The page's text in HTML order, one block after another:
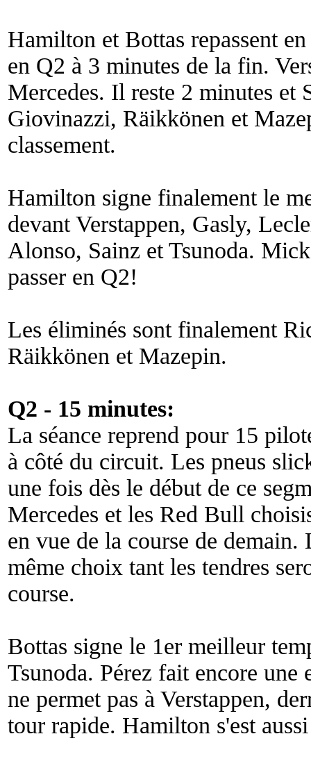
Hamilton et Bottas repassent
en Q2 à 3 minutes de la fin.
Mercedes. Il reste 2 minutes et
Giovinazzi, Räikkönen et
classement.
Hamilton signe finalement le
devant Verstappen, Gasly,
Alonso, Sainz et Tsunoda.
passer en Q2!
Les éliminés sont finalement
Räikkönen et Mazepin.
Q2 - 15 minutes:
La séance reprend pour 15
à côté du circuit. Les pneus
une fois dès le début de ce
Mercedes et les Red Bull
en vue de la course de
même choix tant les tendres
course.
Bottas signe le 1er meilleur
Tsunoda. Pérez fait encore
ne permet pas à Verstappen,
tour rapide. Hamilton s'est